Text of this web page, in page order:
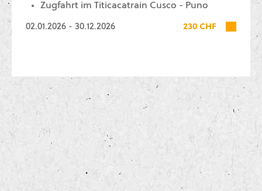
Zugfahrt im Titicacatrain Cusco - Puno
02.01.2026 - 30.12.2026 230 CHF